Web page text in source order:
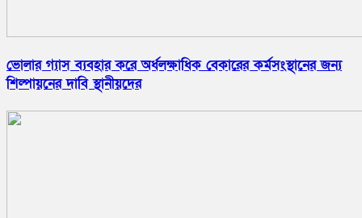
ভোলার গ্যাস ব্যবহার করে অর্ধলক্ষাধিক বেকারের কর্মসংস্থানের জন্য
শিল্পায়নের দাবি স্থানীয়দের